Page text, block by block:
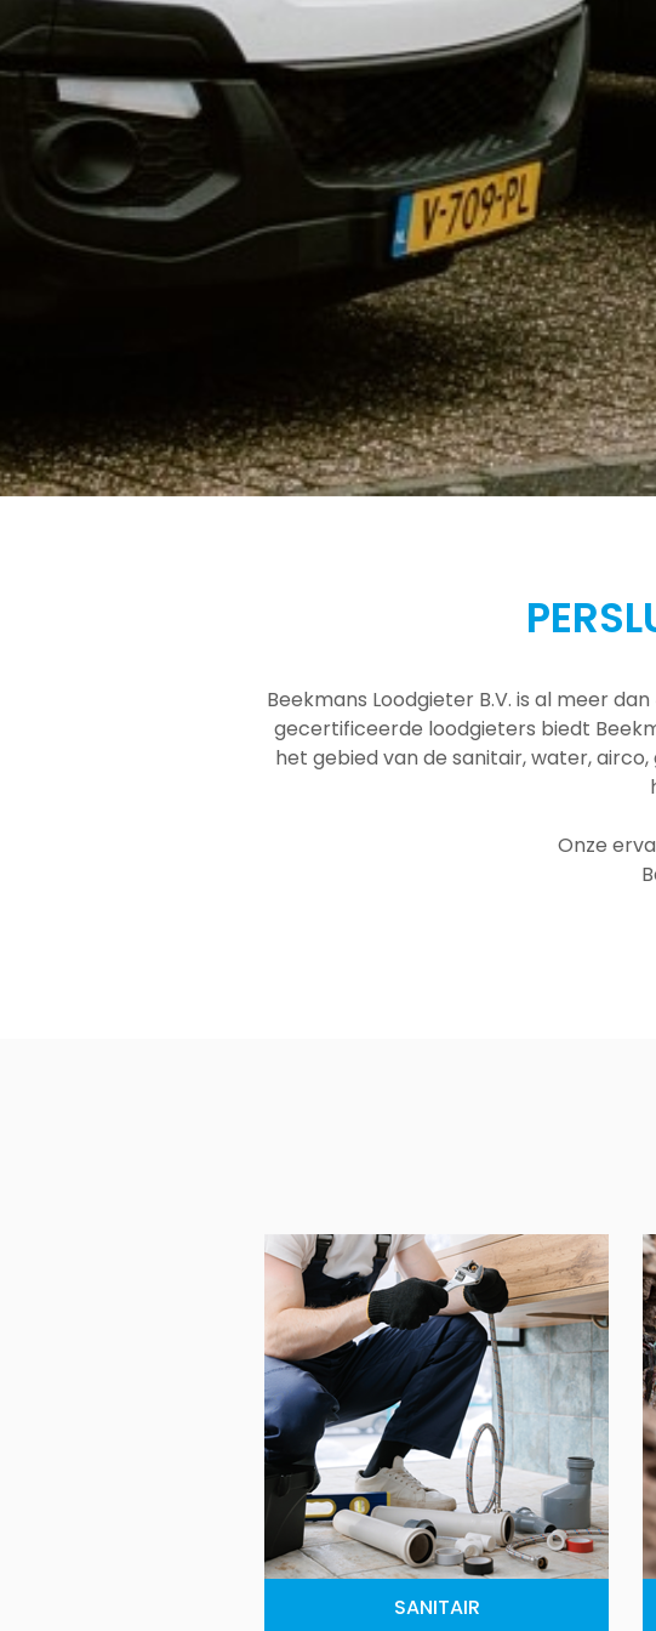
Beekmans Loodgieter B.V. is al meer
gecertificeerde loodgieters biedt
het gebied van de sanitair, water, airco,
Onze
SANITAIR